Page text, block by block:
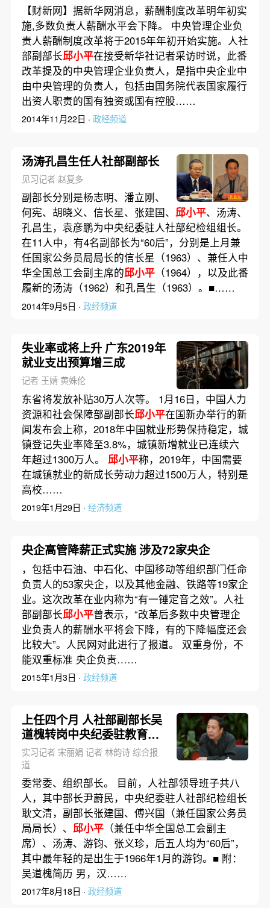
【财新网】据新华网消息，薪酬制度改革明年初实
施,多数负责人薪酬水平会下降。 中央管理企业负
责人薪酬制度改革将于2015年年初开始实施。人社
部副部长邱小平在接受新华社记者采访时说，此番
改革提及的中央管理企业负责人，是指中央企业中
由中央管理的负责人，包括由国务院代表国家履行
出资人职责的国有独资或国有控股……
2014年11月22日 · 政经频道
汤涛孔昌生任人社部副部长
见习记者 赵复多
副部长分别是杨志明、潘立刚、
何宪、胡晓义、信长星、张建国、 邱小平、汤涛、
孔昌生，袁彦鹏为中央纪委驻人社部纪检组组长。
在11人中，有4名副部长为“60后”，分别是上月兼
任国家公务员局局长的信长星（1963）、兼任人中
华全国总工会副主席的邱小平（1964），以及此番
履新的汤涛（1962）和孔昌生（1963）。■……
2014年9月5日 · 政经频道
失业率或将上升 广东2019年
就业支出预算增三成
记者 王婧 黄姝伦
东省将发放补贴30万人次等。 1月16日，中国人力
资源和社会保障部副部长邱小平在国新办举行的新
闻发布会上称，2018年中国就业形势保持稳定，城
镇登记失业率降至3.8%，城镇新增就业已连续六
年超过1300万人。 邱小平称，2019年，中国需要
在城镇就业的新成长劳动力超过1500万人，特别是
高校……
2019年1月29日 · 经济频道
央企高管降薪正式实施 涉及72家央企
，包括中石油、中石化、中国移动等组织部门任命
负责人的53家央企，以及其他金融、铁路等19家企
业。这次改革在业内称为“有一锤定音之效”。人社
部副部长邱小平曾表示，“改革后多数中央管理企
业负责人的薪酬水平将会下降，有的下降幅度还会
比较大”。人民网对此进行了报道。 双重身份，不
能双重标准 央企负责……
2015年1月3日 · 政经频道
上任四个月 人社部副部长吴
道槐转岗中央纪委驻教育部
纪检组长
实习记者 宋丽娟 记者 林韵诗 综合报
道
委常委、组织部长。 目前，人社部领导班子共八
人，其中部长尹蔚民，中央纪委驻人社部纪检组长
耿文清，副部长张建国、傅兴国（兼任国家公务员
局局长）、 邱小平（兼任中华全国总工会副主
席）、汤涛、游钧、张义珍，后五人均为“60后”，
其中最年轻的是出生于1966年1月的游钧。■ 附：
吴道槐简历 男，汉……
2017年8月18日 · 政经频道